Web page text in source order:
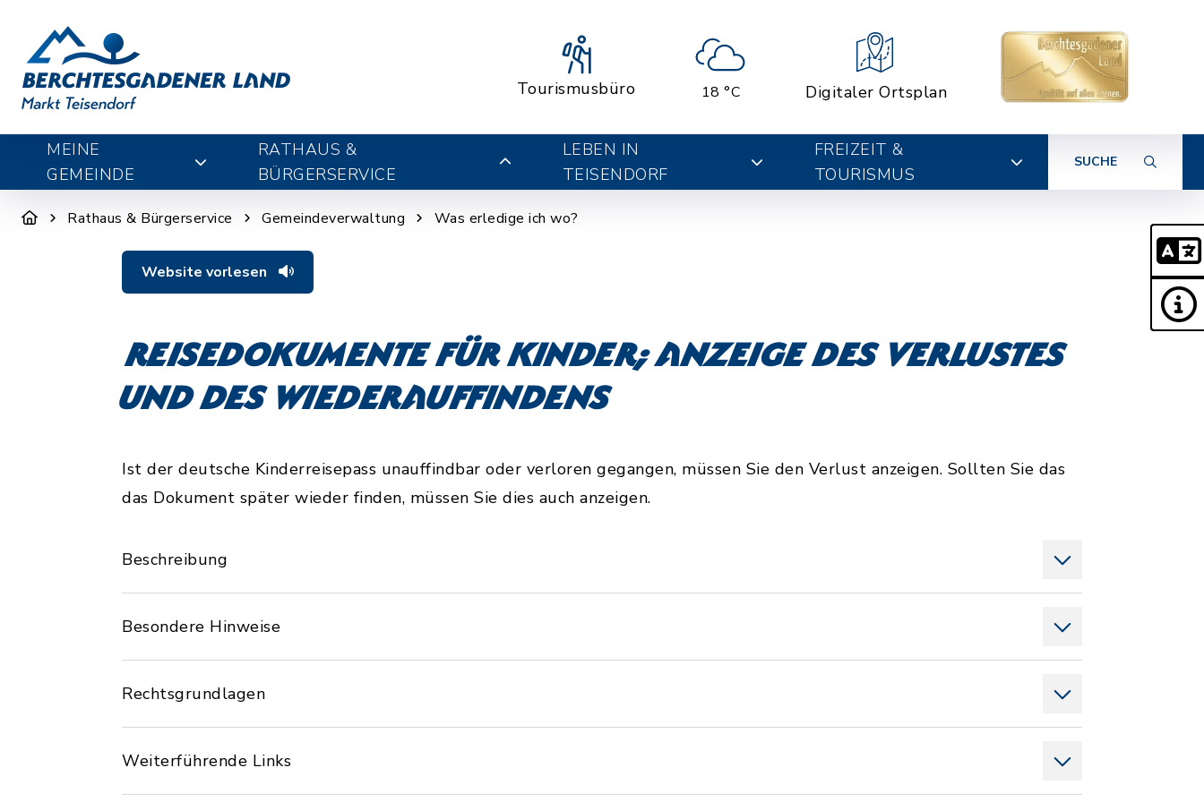
Tourismusbüro 18 °C Digitaler Ortsplan
MEINE
GEMEINDE
RATHAUS &
BÜRGERSERVICE
LEBEN IN
TEISENDORF
FREIZEIT &
TOURISMUS
SUCHE
Rathaus & Bürgerservice Gemeindeverwaltung Was erledige ich wo?
Website vorlesen
Reisedokumente für Kinder; Anzeige des Verlustes
und des Wiederauffindens
Ist der deutsche Kinderreisepass unauffindbar oder verloren gegangen, müssen Sie den Verlust anzeigen. Sollten Sie das
das Dokument später wieder finden, müssen Sie dies auch anzeigen.
Beschreibung
Besondere Hinweise
Rechtsgrundlagen
Weiterführende Links